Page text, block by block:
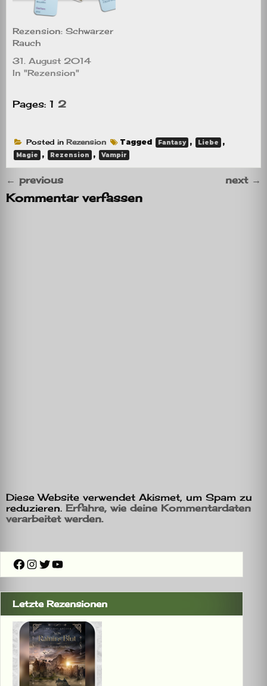
Rezension: Schwarzer
Rauch
31. August 2014
In "Rezension"
Pages: 1 2
Posted in Rezension Tagged Fantasy , Liebe ,
Magie , Rezension , Vampir
← previous next →
Kommentar verfassen
Diese Website verwendet Akismet, um Spam zu
reduzieren. Erfahre, wie deine Kommentardaten
verarbeitet werden.
Facebook
Instagram
Twitter
YouTube
Letzte Rezensionen